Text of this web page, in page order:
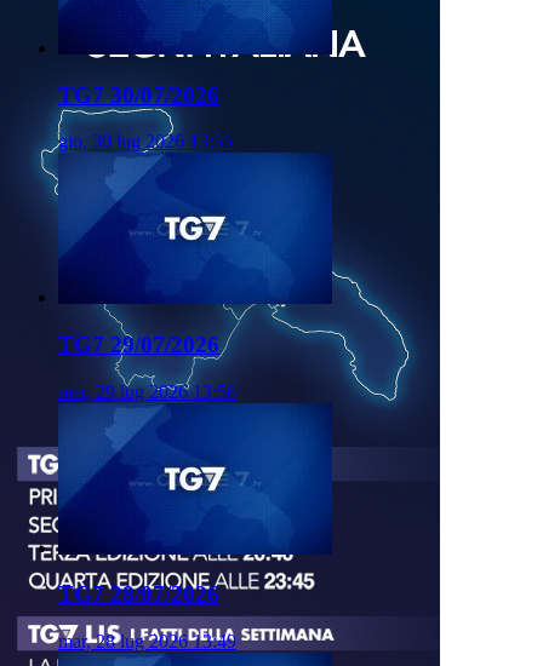
TG7 30/07/2026
gio, 30 lug 2026 13:55
TG7 29/07/2026
mer, 29 lug 2026 13:56
TG7 28/07/2026
mar, 28 lug 2026 13:49